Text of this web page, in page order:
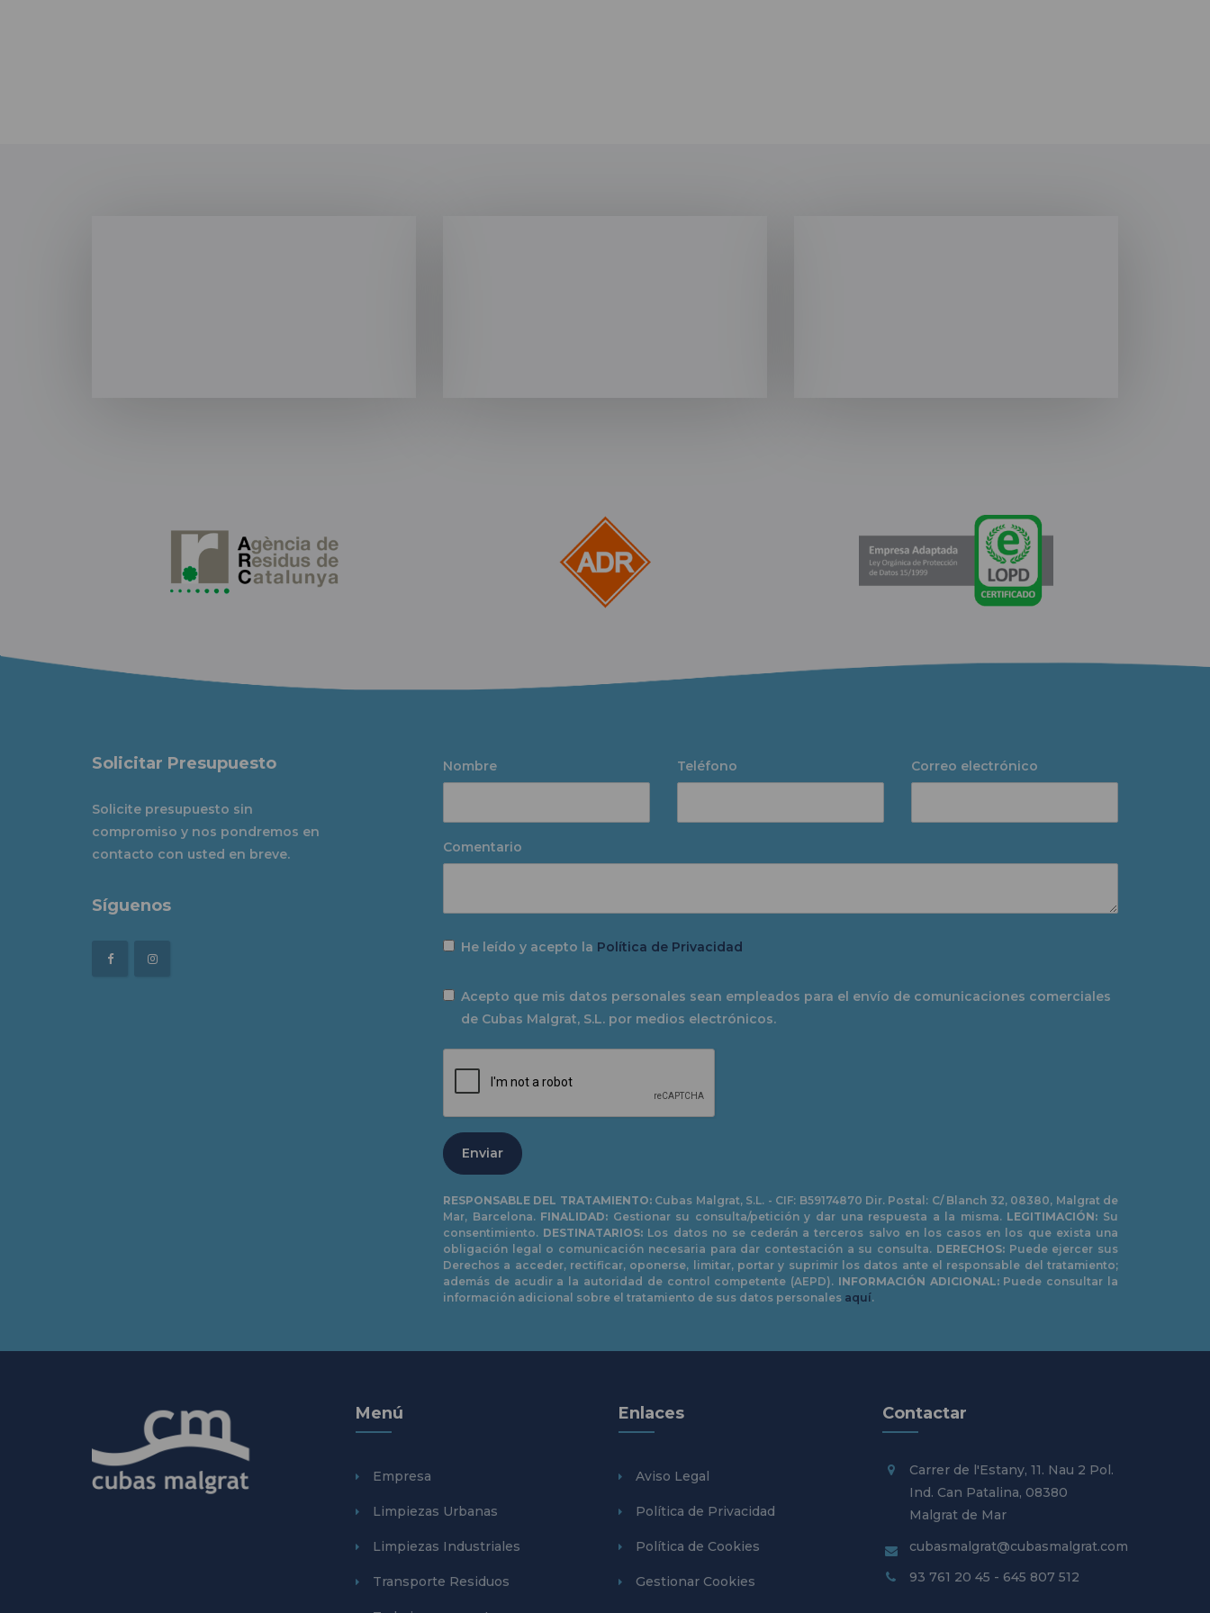
Solicitar Presupuesto
Solicite presupuesto sin
compromiso y nos pondremos en
contacto con usted en breve.
Síguenos
Nombre Teléfono Correo electrónico
Comentario
He leído y acepto la Política de Privacidad
Acepto que mis datos personales sean empleados para el envío de comunicaciones comerciales
de Cubas Malgrat, S.L. por medios electrónicos.
Enviar
RESPONSABLE DEL TRATAMIENTO:Cubas Malgrat, S.L. - CIF: B59174870 Dir. Postal: C/ Blanch 32, 08380, Malgrat de
Mar, Barcelona. FINALIDAD: Gestionar su consulta/petición y dar una respuesta a la misma. LEGITIMACIÓN: Su
consentimiento. DESTINATARIOS: Los datos no se cederán a terceros salvo en los casos en los que exista una
obligación legal o comunicación necesaria para dar contestación a su consulta. DERECHOS:Puede ejercer sus
Derechos a acceder, rectificar, oponerse, limitar, portar y suprimir los datos ante el responsable del tratamiento;
además de acudir a la autoridad de control competente (AEPD). INFORMACIÓN ADICIONAL:Puede consultar la
información adicional sobre el tratamiento de sus datos personales aquí.
Menú
Empresa
Limpiezas Urbanas
Limpiezas Industriales
Transporte Residuos
Enlaces
Aviso Legal
Política de Privacidad
Política de Cookies
Gestionar Cookies
Contactar
Carrer de l'Estany, 11. Nau 2 Pol.
Ind. Can Patalina, 08380
Malgrat de Mar
cubasmalgrat@cubasmalgrat.com
93 761 20 45 - 645 807 512